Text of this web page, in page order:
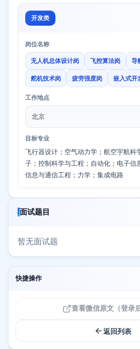
开发类
岗位名称
无人机总体设计岗 飞控算法岗 导
舵机技术岗 疲劳强度岗 嵌入式开
工作地点
北京
目标专业
飞行器设计；空气动力学；航空宇航科
子；控制科学与工程；自动化；电子信
信息与通信工程；力学；集成电路
面试题目
暂无面试题
快捷操作
查看微信原文（登录
返回列表